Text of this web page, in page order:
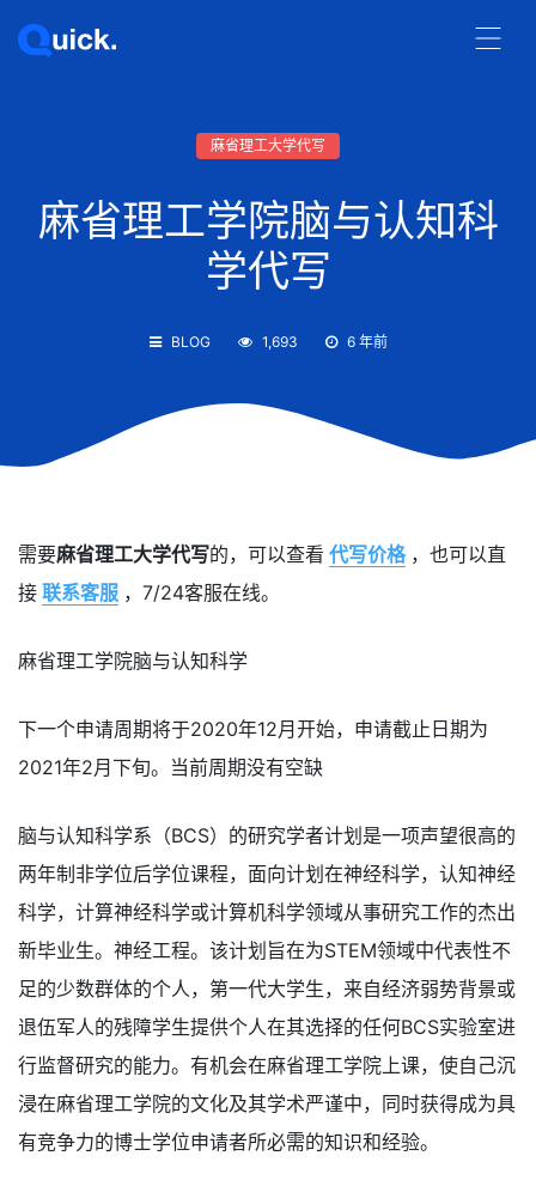
麻省理工大学代写
麻省理工学院脑与认知科
学代写
BLOG 1,693 6 年前
需要麻省理工大学代写的，可以查看 代写价格 ，也可以直
接 联系客服 ，7/24客服在线。
麻省理工学院脑与认知科学
下一个申请周期将于2020年12月开始，申请截止日期为
2021年2月下旬。当前周期没有空缺
脑与认知科学系（BCS）的研究学者计划是一项声望很高的
两年制非学位后学位课程，面向计划在神经科学，认知神经
科学，计算神经科学或计算机科学领域从事研究工作的杰出
新毕业生。神经工程。该计划旨在为STEM领域中代表性不
足的少数群体的个人，第一代大学生，来自经济弱势背景或
退伍军人的残障学生提供个人在其选择的任何BCS实验室进
行监督研究的能力。有机会在麻省理工学院上课，使自己沉
浸在麻省理工学院的文化及其学术严谨中，同时获得成为具
有竞争力的博士学位申请者所必需的知识和经验。